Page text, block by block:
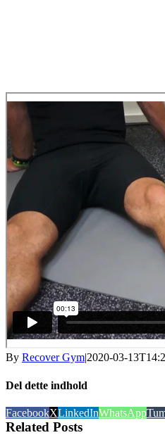
By Recover Gym|2020-03-
Del dette indhold
FacebookXLinkedInWhatsApp
Related Posts